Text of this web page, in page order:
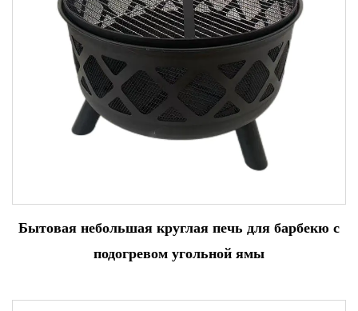
Бытовая небольшая круглая печь для барбекю с
подогревом угольной ямы